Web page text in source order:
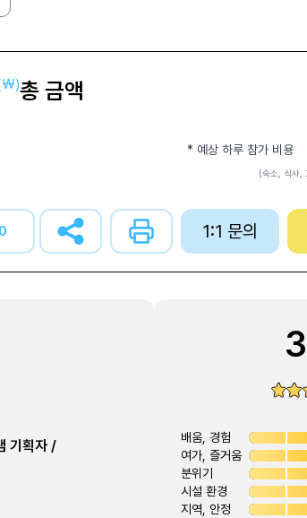
총 금액
* 예상 하루 참가 비용
(숙소, 식사,
1:1 문의
기획자 /
배움, 경험
여가, 즐거움
분위기
시설 환경
지역, 안정